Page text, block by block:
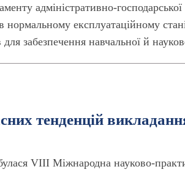
адміністративно-
нормальному експлуатаційному
забезпечення навчальної й
тенденцій
VІII Міжнародна науково-